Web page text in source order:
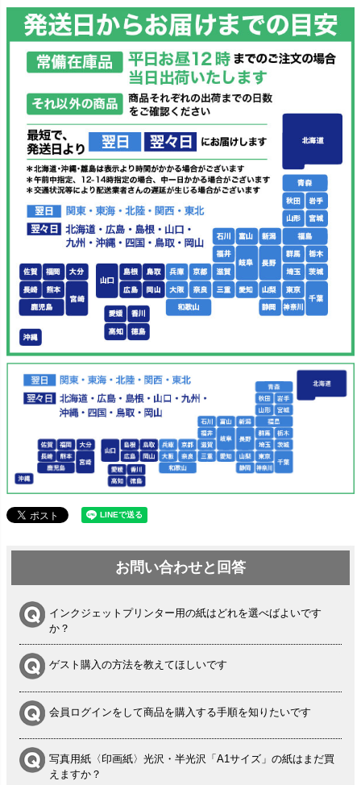
お問い合わせと回答
インクジェットプリンター用の紙はどれを選べばよいです
か？
ゲスト購入の方法を教えてほしいです
会員ログインをして商品を購入する手順を知りたいです
写真用紙〈印画紙〉光沢・半光沢「A1サイズ」の紙はまだ買
えますか？